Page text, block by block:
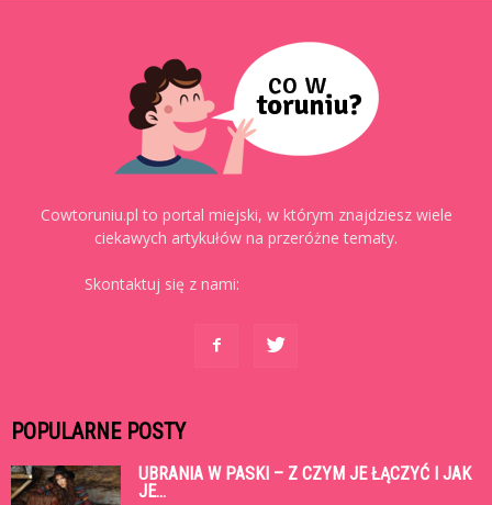
Cowtoruniu.pl to portal miejski, w którym znajdziesz wiele
ciekawych artykułów na przeróżne tematy.
Skontaktuj się z nami:
POPULARNE POSTY
UBRANIA W PASKI – Z CZYM JE ŁĄCZYĆ I JAK
JE...